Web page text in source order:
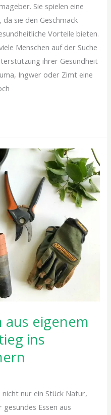
Sie spielen eine
sie den Geschmack
Vorteile bieten.
Menschen auf der Suche
ihrer Gesundheit
Ingwer oder Zimt eine
aus eigenem
ins
nur ein Stück Natur,
Essen aus